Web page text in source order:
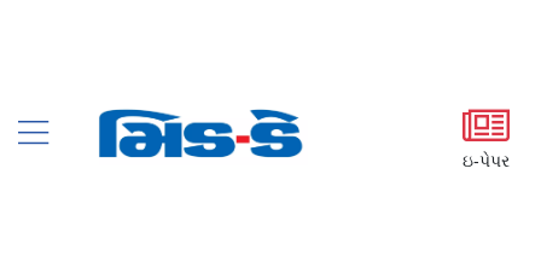
ઇ-પેપર